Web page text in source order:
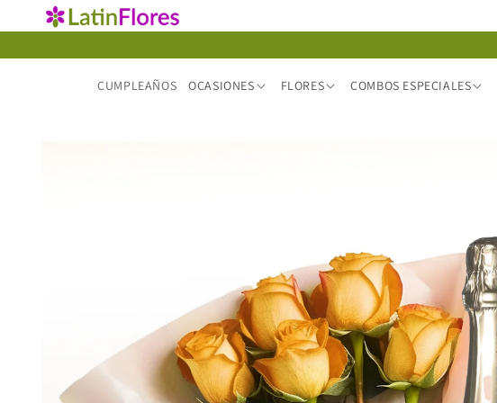
directamente
al contenido
CUMPLEAÑOS OCASIONES FLORES COMBOS ESPECIALES